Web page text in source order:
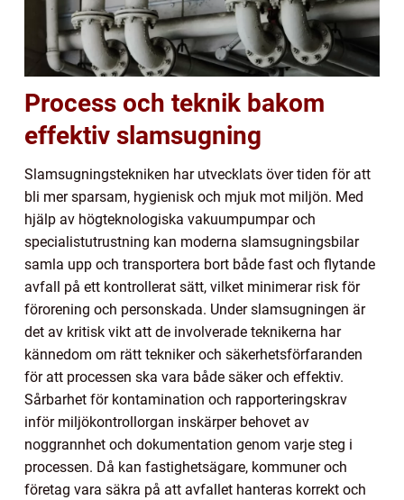
Process och teknik bakom
effektiv slamsugning
Slamsugningstekniken har utvecklats över tiden för att
bli mer sparsam, hygienisk och mjuk mot miljön. Med
hjälp av högteknologiska vakuumpumpar och
specialistutrustning kan moderna slamsugningsbilar
samla upp och transportera bort både fast och flytande
avfall på ett kontrollerat sätt, vilket minimerar risk för
förorening och personskada. Under slamsugningen är
det av kritisk vikt att de involverade teknikerna har
kännedom om rätt tekniker och säkerhetsförfaranden
för att processen ska vara både säker och effektiv.
Sårbarhet för kontamination och rapporteringskrav
inför miljökontrollorgan inskärper behovet av
noggrannhet och dokumentation genom varje steg i
processen. Då kan fastighetsägare, kommuner och
företag vara säkra på att avfallet hanteras korrekt och